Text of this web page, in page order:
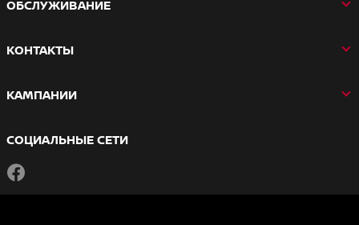
OБСЛУЖИВАНИЕ
КОНТАКТЫ
КАМПАНИИ
СОЦИАЛЬНЫЕ СЕТИ